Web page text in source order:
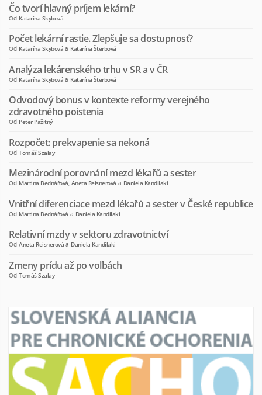
Čo tvorí hlavný príjem lekární?
Od Katarína Skybová
Počet lekární rastie. Zlepšuje sa dostupnosť?
Od Katarína Skybová a Katarína Šterbová
Analýza lekárenského trhu v SR a v ČR
Od Katarína Skybová a Katarína Šterbová
Odvodový bonus v kontexte reformy verejného
zdravotného poistenia
Od Peter Pažitný
Rozpočet: prekvapenie sa nekoná
Od Tomáš Szalay
Mezinárodní porovnání mezd lékařů a sester
Od Martina Bednářová, Aneta Reisnerová a Daniela Kandilaki
Vnitřní diferenciace mezd lékařů a sester v České republice
Od Martina Bednářová a Daniela Kandilaki
Relativní mzdy v sektoru zdravotnictví
Od Aneta Reisnerová a Daniela Kandilaki
Zmeny prídu až po voľbách
Od Tomáš Szalay